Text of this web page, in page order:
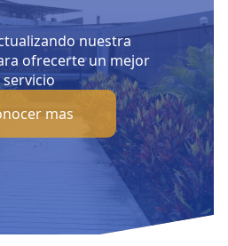
nuestra
ofrecerte un mejor
servicio
mas